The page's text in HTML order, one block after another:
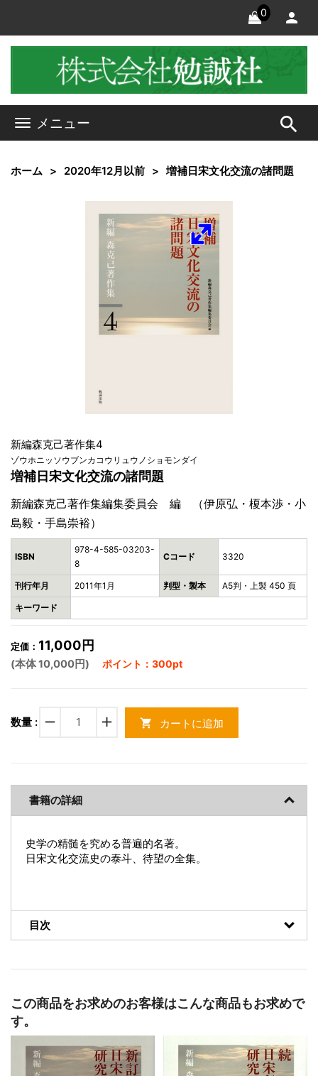
0
メニュー search
ホーム 2020年12月以前 増補日宋文化交流の諸問題
新編森克己著作集4
ゾウホニッソウブンカコウリュウノショモンダイ
増補日宋文化交流の諸問題
新編森克己著作集編集委員会 編 （伊原弘・榎本渉・小
島毅・手島崇裕）
ISBN
978-4-585-03203-
8
Cコード 3320
刊行年月 2011年1月 判型・製本 A5判・上製 450 頁
キーワード
定価： 11,000円
(本体 10,000円) ポイント：300pt
数量 : remove add shopping_cart カートに追加
書籍の詳細
史学の精髄を究める普遍的名著。
日宋文化交流史の泰斗、待望の全集。
目次
この商品をお求めのお客様はこんな商品もお求めで
す。